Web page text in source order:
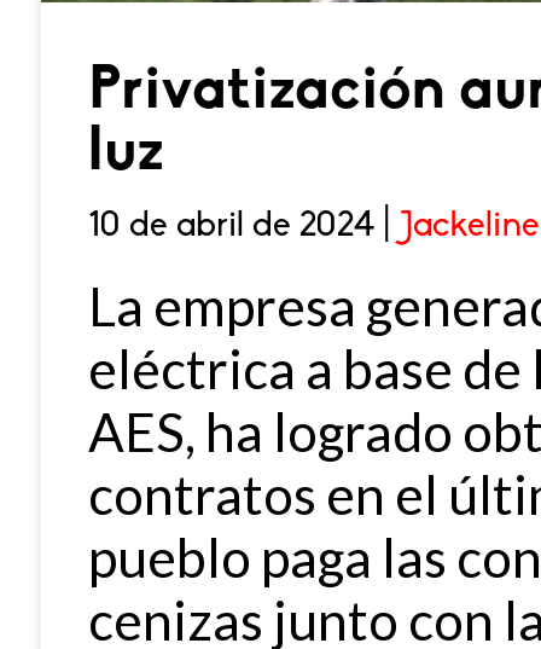
Privatización
luz
10 de abril de 2024 |
La empresa
eléctrica a base
AES, ha logrado
contratos en el
pueblo paga las
cenizas junto con